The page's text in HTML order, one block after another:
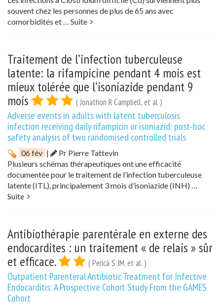
souvent chez les personnes de plus de 65 ans avec
comorbidités et … Suite
Traitement de l’infection tuberculeuse
latente: la rifampicine pendant 4 mois est
mieux tolérée que l’isoniazide pendant 9
mois
( Jonathon R Campbell, et al )
Adverse events in adults with latent tuberculosis
infection receiving daily rifampicin or isoniazid: post-hoc
safety analysis of two randomised controlled trials
06 fév |
Pr Pierre Tattevin
Plusieurs schémas thérapeutiques ont une efficacité
documentée pour le traitement de l’infection tuberculeuse
latente (ITL), principalement 3 mois d’isoniazide (INH) …
Suite
Antibiothérapie parentérale en externe des
endocardites : un traitement « de relais » sûr
et efficace.
( Pericà S JM. et al. )
Outpatient Parenteral Antibiotic Treatment for Infective
Endocarditis: A Prospective Cohort Study From the GAMES
Cohort